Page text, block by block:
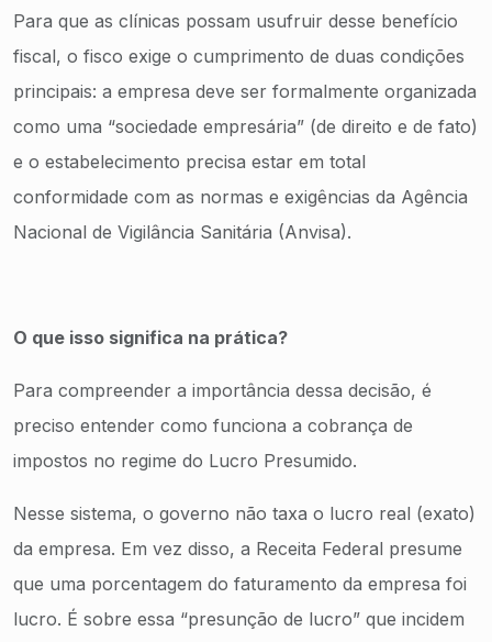
Para que as clínicas possam usufruir desse benefício
fiscal, o fisco exige o cumprimento de duas condições
principais: a empresa deve ser formalmente organizada
como uma “sociedade empresária” (de direito e de fato)
e o estabelecimento precisa estar em total
conformidade com as normas e exigências da Agência
Nacional de Vigilância Sanitária (Anvisa).
O que isso significa na prática?
Para compreender a importância dessa decisão, é
preciso entender como funciona a cobrança de
impostos no regime do Lucro Presumido.
Nesse sistema, o governo não taxa o lucro real (exato)
da empresa. Em vez disso, a Receita Federal presume
que uma porcentagem do faturamento da empresa foi
lucro. É sobre essa “presunção de lucro” que incidem